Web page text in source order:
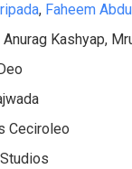
, Faheem
Kashyap,
Ceciroleo